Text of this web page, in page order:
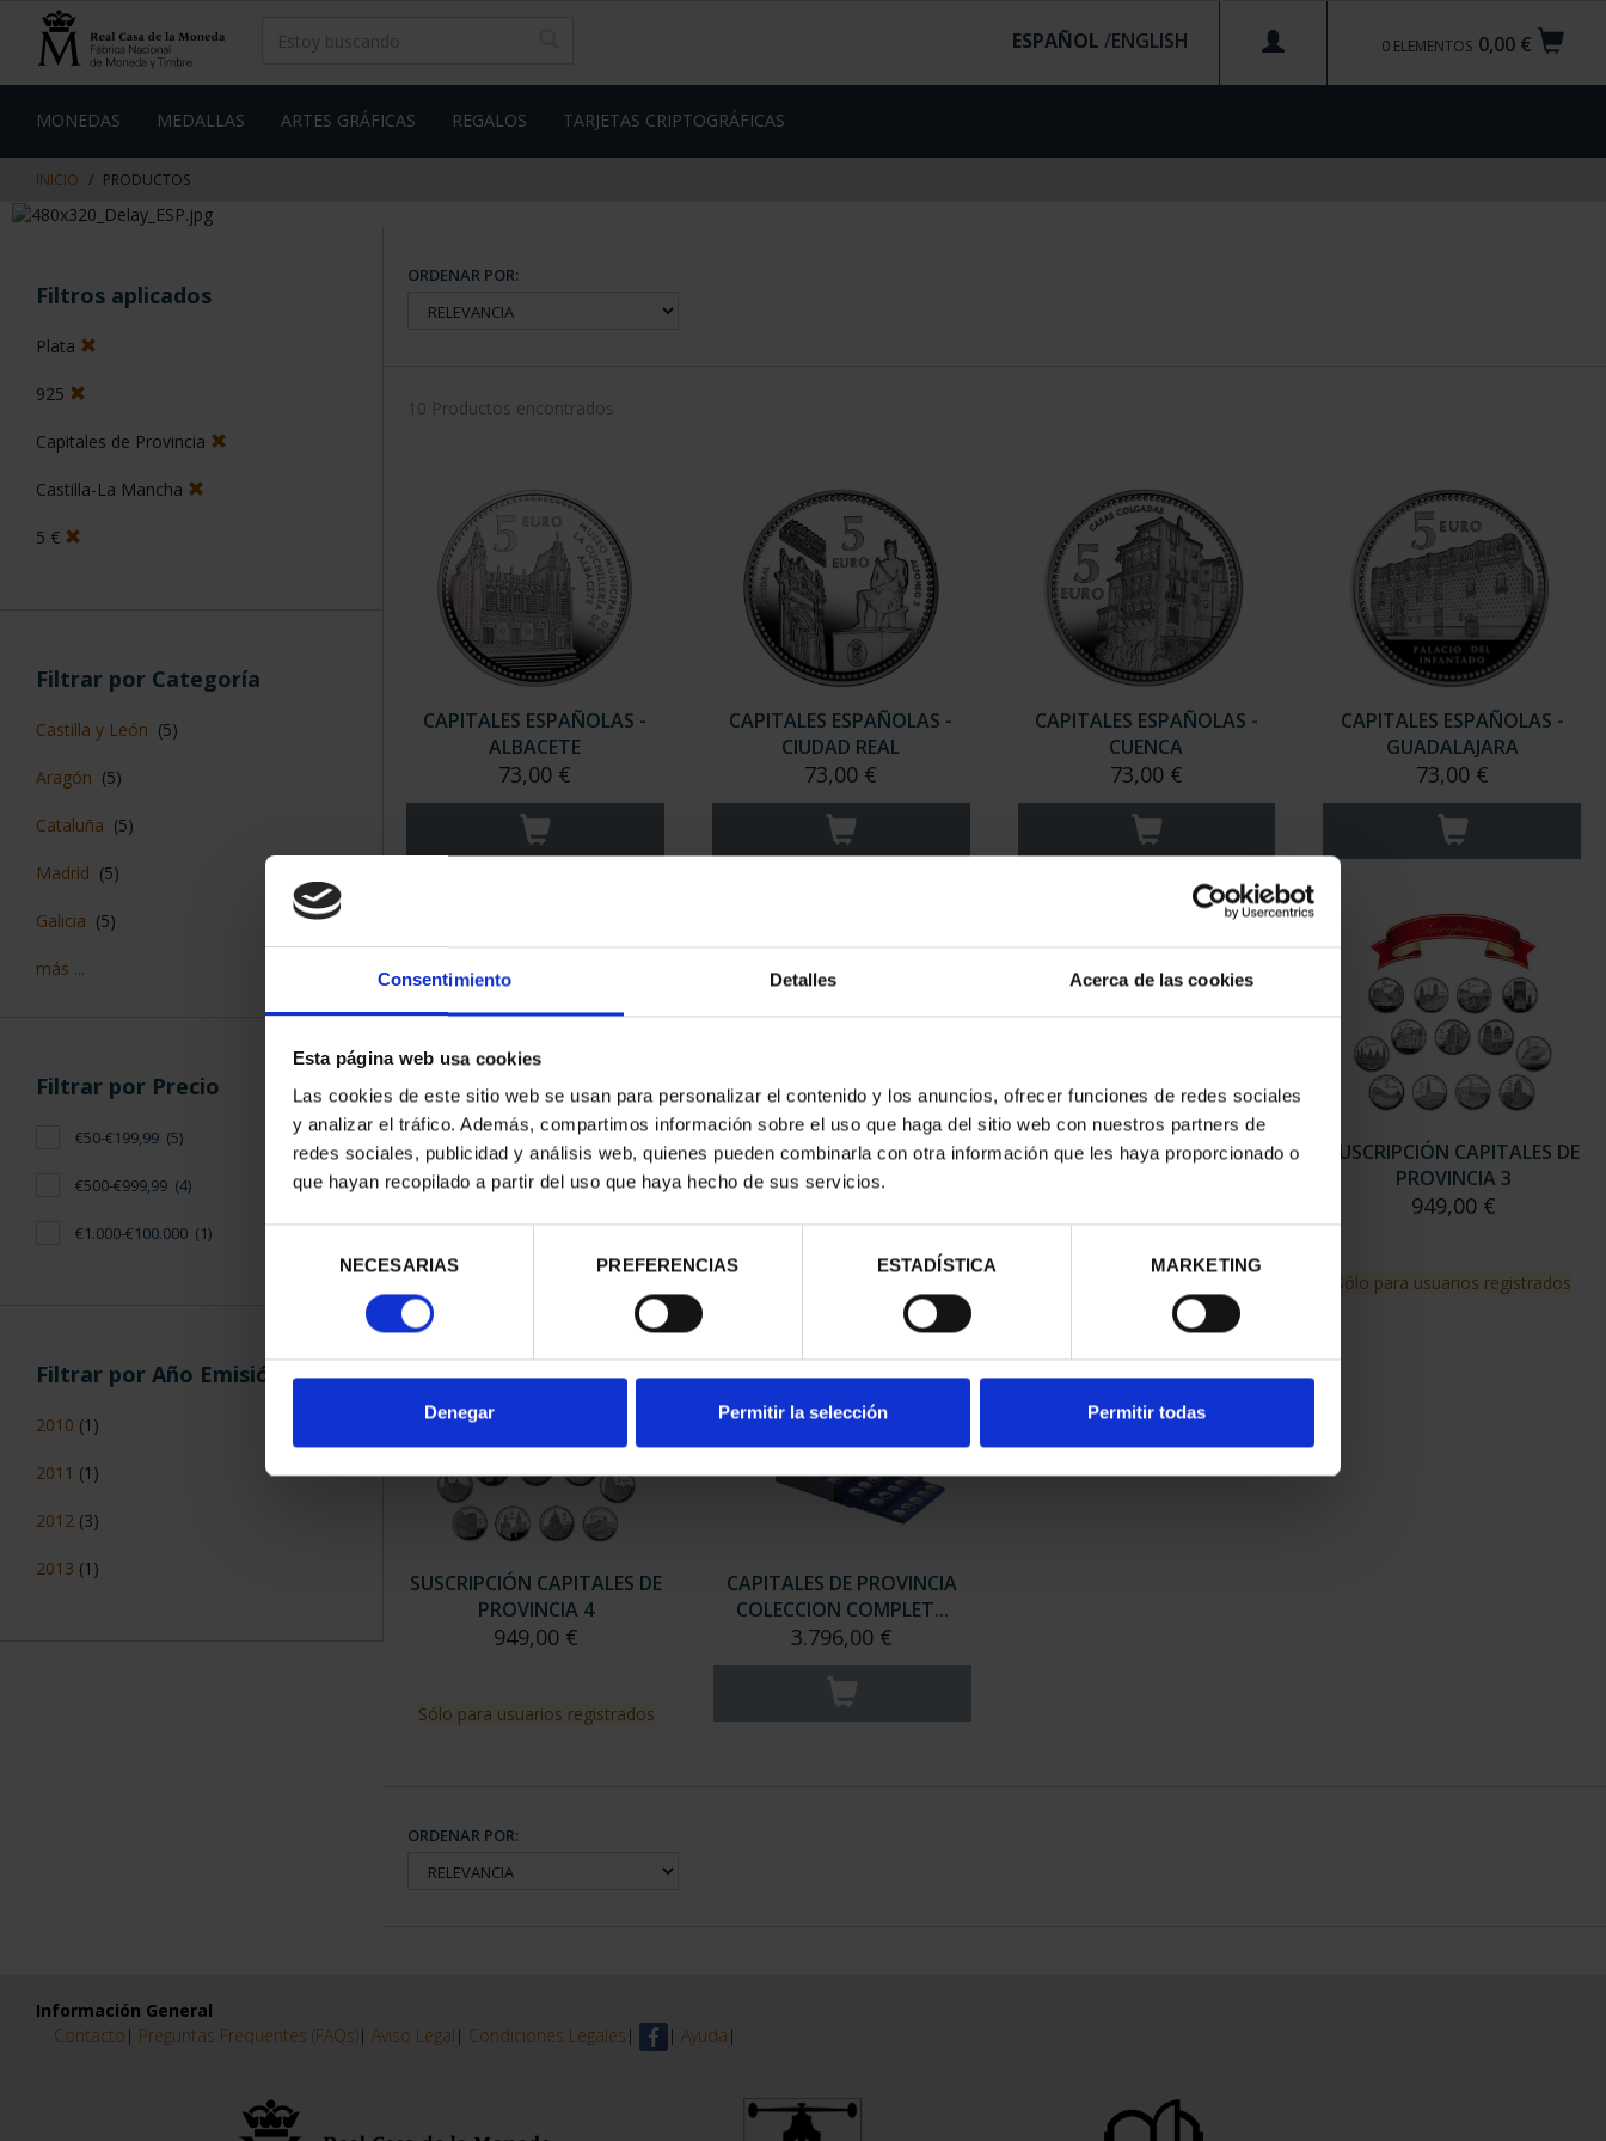
Consentimiento Detalles Acerca de las cookies
Esta página web usa cookies
Las cookies de este sitio web se usan para personalizar el contenido y los anuncios, ofrecer funciones de redes sociales
y analizar el tráfico. Además, compartimos información sobre el uso que haga del sitio web con nuestros partners de
redes sociales, publicidad y análisis web, quienes pueden combinarla con otra información que les haya proporcionado o
que hayan recopilado a partir del uso que haya hecho de sus servicios.
consentimiento
NECESARIAS PREFERENCIAS ESTADÍSTICA MARKETING
Denegar Permitir la selección Permitir todas
contenido
de
0,00 €
0 ELEMENTOS
ESPAÑOL /
MONEDAS MEDALLAS ARTES GRÁFICAS REGALOS TARJETAS CRIPTOGRÁFICAS
INICIO PRODUCTOS
Filtros aplicados
Plata
925
Capitales de Provincia
Castilla-La Mancha
5 €
Filtrar por Categoría
Castilla y León (5)
Aragón (5)
Cataluña (5)
Madrid (5)
Galicia (5)
más ...
Filtrar por Precio
€50-€199,99 (5)
€500-€999,99 (4)
€1.000-€100.000 (1)
Filtrar por Año Emisión
2010 (1)
2011 (1)
2012 (3)
2013 (1)
ORDENAR POR:
10 Productos encontrados
CAPITALES ESPAÑOLAS -
ALBACETE
73,00 €
CAPITALES ESPAÑOLAS -
CIUDAD REAL
73,00 €
CAPITALES ESPAÑOLAS -
CUENCA
73,00 €
CAPITALES ESPAÑOLAS -
GUADALAJARA
73,00 €
CAPITALES ESPAÑOLAS -
TOLEDO
SUSCRIPCIÓN CAPITALES DE
PROVINCIA 1
SUSCRIPCIÓN CAPITALES DE
SUSCRIPCIÓN CAPITALES DE
PROVINCIA 3
949,00 €
Sólo para usuarios registrados
SUSCRIPCIÓN CAPITALES DE
PROVINCIA 4
949,00 €
Sólo para usuarios registrados
CAPITALES DE PROVINCIA
COLECCION COMPLET...
3.796,00 €
ORDENAR POR:
Información General
Contacto | Preguntas Frequentes (FAQs)| Aviso Legal | Condiciones Legales | | Ayuda |